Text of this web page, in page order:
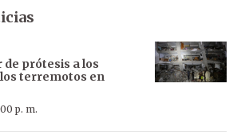
de prótesis a los
terremotos en
p. m.